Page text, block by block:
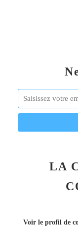
LA
Voir le profil de